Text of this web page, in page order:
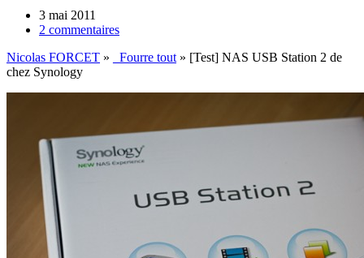
3 mai 2011
2 commentaires
Nicolas FORCET » _Fourre tout » [Test] NAS USB Station 2 de
chez Synology